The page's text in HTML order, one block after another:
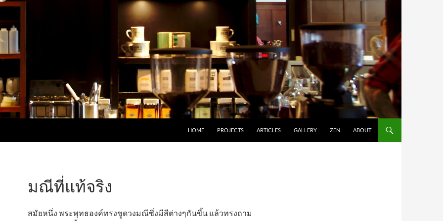
HOME PROJECTS ARTICLES GALLERY ZEN ABOUT
มณีที่แท้จริง
สมัยหนึ่ง พระพุทธองค์ทรงชูดวงมณีซึ่งมีสีต่างๆกันขึ้น แล้วทรงถาม